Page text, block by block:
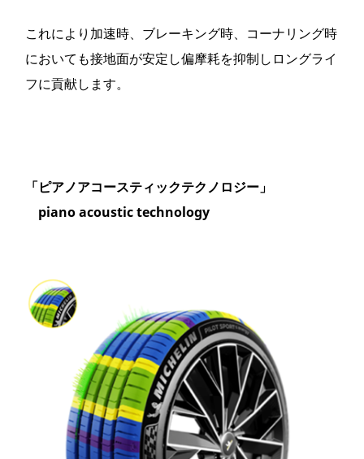
これにより加速時、ブレーキング時、コーナリング時
においても接地面が安定し偏摩耗を抑制しロングライ
フに貢献します。
「ピアノアコースティックテクノロジー」
piano acoustic technology